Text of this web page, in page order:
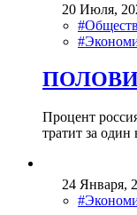
20 Июля,
Процент
тратит за один
24 Января,